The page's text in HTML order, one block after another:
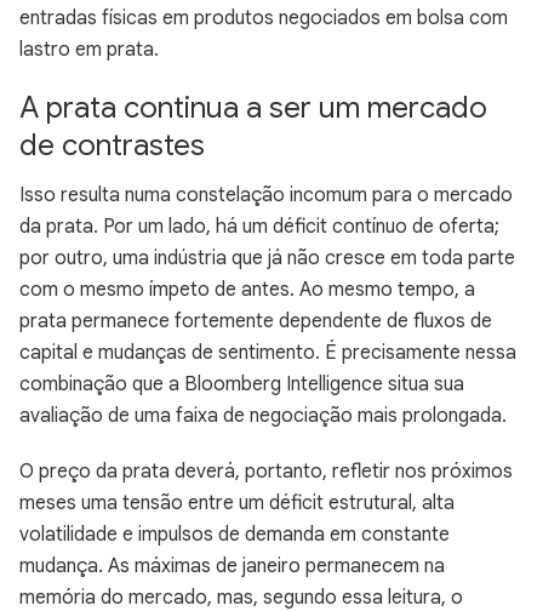
entradas físicas em produtos negociados em bolsa com
lastro em prata.
A prata continua a ser um mercado
de contrastes
Isso resulta numa constelação incomum para o mercado
da prata. Por um lado, há um déficit contínuo de oferta;
por outro, uma indústria que já não cresce em toda parte
com o mesmo ímpeto de antes. Ao mesmo tempo, a
prata permanece fortemente dependente de fluxos de
capital e mudanças de sentimento. É precisamente nessa
combinação que a Bloomberg Intelligence situa sua
avaliação de uma faixa de negociação mais prolongada.
O preço da prata deverá, portanto, refletir nos próximos
meses uma tensão entre um déficit estrutural, alta
volatilidade e impulsos de demanda em constante
mudança. As máximas de janeiro permanecem na
memória do mercado, mas, segundo essa leitura, o